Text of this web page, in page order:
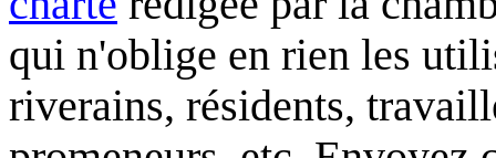
qui n'oblige en rien les
riverains, résidents,